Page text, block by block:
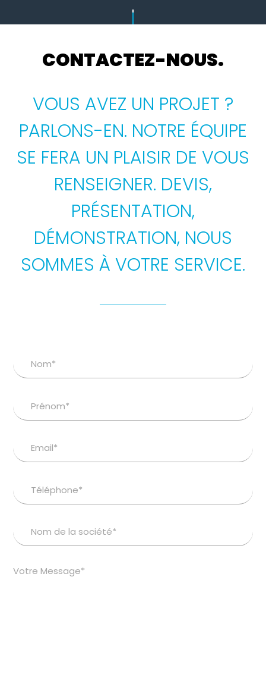
CONTACTEZ-NOUS.
VOUS AVEZ UN PROJET ?
PARLONS-EN. NOTRE ÉQUIPE
SE FERA UN PLAISIR DE VOUS
RENSEIGNER. DEVIS,
PRÉSENTATION,
DÉMONSTRATION, NOUS
SOMMES À VOTRE SERVICE.